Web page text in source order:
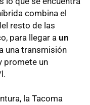
combina el
resto de las
para llegar a un
una transmisión
promete un
la Tacoma